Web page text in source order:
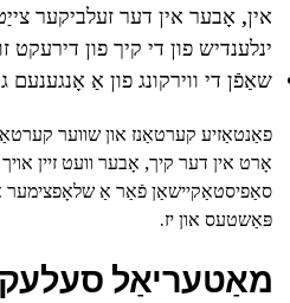
אין, אָבער אין דער זעלביקער
ינלענדיש פון די קיך פון דירעקט
שאַפֿן די ווירקונג פון אַ
פאַנטאַזיע קערטאַנז און שווער
אָרט אין דער קיך, אָבער וועט זיין
סאַפיסטאַקיישאַן פֿאַר אַ שלאָפצימער
פּאַשטעס און יז.
מאַטעריאַל